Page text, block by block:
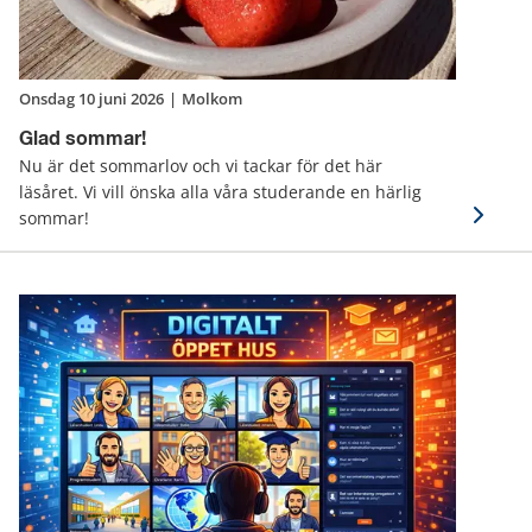
onsdag 10 juni 2026 | Molkom
Glad sommar!
Nu är det sommarlov och vi tackar för det här
läsåret. Vi vill önska alla våra studerande en härlig
sommar!